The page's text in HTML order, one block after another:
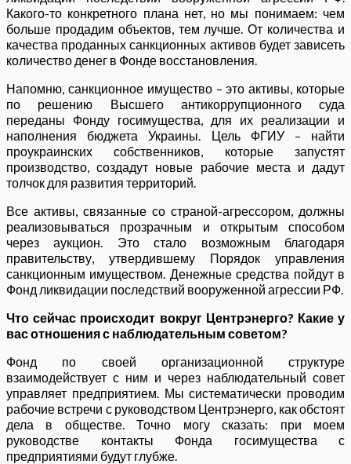
Какого-то конкретного плана нет, но мы понимаем: чем
больше продадим объектов, тем лучше. От количества и
качества проданных санкционных активов будет зависеть
количество денег в Фонде восстановления.
Напомню, санкционное имущество – это активы, которые
по решению Высшего антикоррупционного суда
переданы Фонду госимущества, для их реализации и
наполнения бюджета Украины. Цель ФГИУ – найти
проукраинских собственников, которые запустят
производство, создадут новые рабочие места и дадут
толчок для развития территорий.
Все активы, связанные со страной-агрессором, должны
реализовываться прозрачным и открытым способом
через аукцион. Это стало возможным благодаря
правительству, утвердившему Порядок управления
санкционным имуществом. Денежные средства пойдут в
Фонд ликвидации последствий вооруженной агрессии РФ.
Что сейчас происходит вокруг Центрэнерго? Какие у
вас отношения с наблюдательным советом?
Фонд по своей организационной структуре
взаимодействует с ним и через наблюдательный совет
управляет предприятием. Мы систематически проводим
рабочие встречи с руководством Центрэнерго, как обстоят
дела в обществе. Точно могу сказать: при моем
руководстве контакты Фонда госимущества с
предприятиями будут глубже.